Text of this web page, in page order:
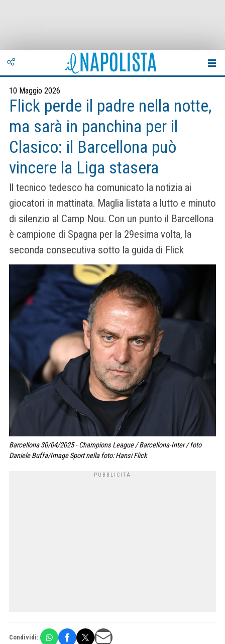
10 Maggio 2026
Flick perde il padre nella notte,
ma sarà in panchina per il
Clasico: il Barcellona può
vincere la Liga stasera
Il tecnico tedesco ha comunicato la notizia ai
giocatori in mattinata. Maglia listata a lutto e minuto
di silenzio al Camp Nou. Con un punto il Barcellona
è campione di Spagna per la 29esima volta, la
seconda consecutiva sotto la guida di Flick
Barcellona 30/04/2025 - Champions League / Barcellona-Inter / foto
Daniele Buffa/Image Sport nella foto: Hansi Flick
Condividi: